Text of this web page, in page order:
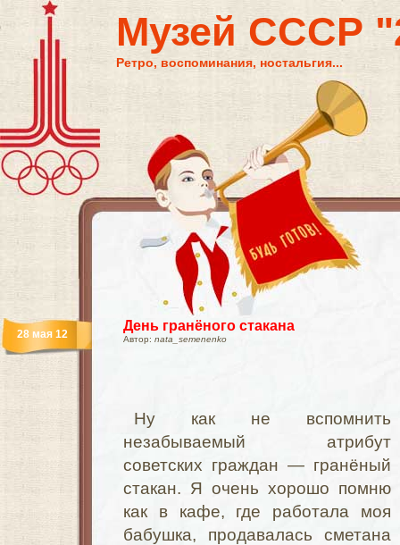
Музей СССР
Ретро, воспоминания, ностальгия...
День гранёного стакана
Автор: nata_semenenko
28 мая 12
Ну как не вспомнить
незабываемый атрибут
советских граждан — гранёный
стакан. Я очень хорошо помню
как в кафе, где работала моя
бабушка, продавалась сметана